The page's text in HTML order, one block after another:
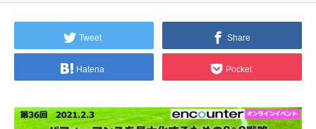
Tweet Share
Hatena Pocket